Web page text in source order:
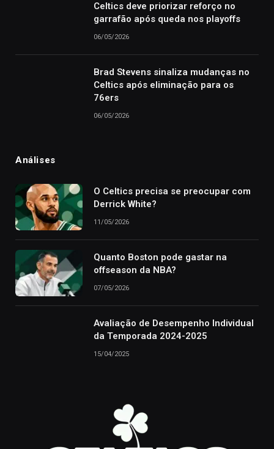
Celtics deve priorizar reforço no
garrafão após queda nos playoffs
06/05/2026
Brad Stevens sinaliza mudanças no
Celtics após eliminação para os
76ers
06/05/2026
Análises
O Celtics precisa se preocupar com
Derrick White?
11/05/2026
Quanto Boston pode gastar na
offseason da NBA?
07/05/2026
Avaliação de Desempenho Individual
da Temporada 2024-2025
15/04/2025